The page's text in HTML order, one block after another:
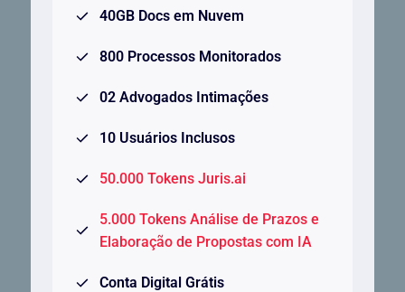
40GB Docs em Nuvem
800 Processos Monitorados
02 Advogados Intimações
10 Usuários Inclusos
50.000 Tokens Juris.ai
5.000 Tokens Análise de Prazos e
Elaboração de Propostas com IA
Conta Digital Grátis